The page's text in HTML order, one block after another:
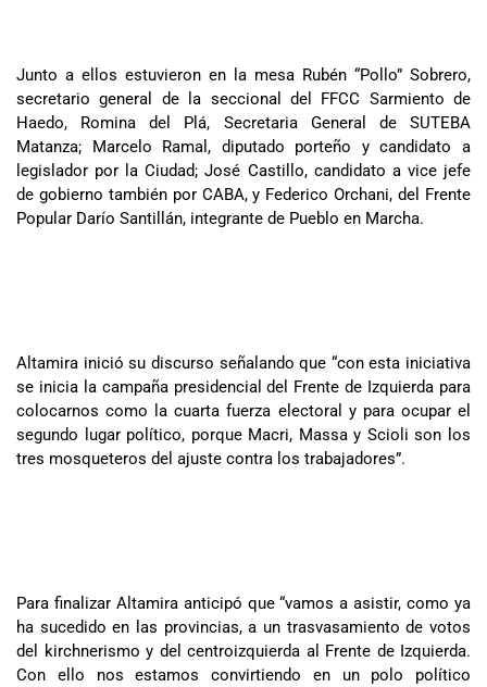
Junto a ellos estuvieron en la mesa Rubén “Pollo” Sobrero,
secretario general de la seccional del FFCC Sarmiento de
Haedo, Romina del Plá, Secretaria General de SUTEBA
Matanza; Marcelo Ramal, diputado porteño y candidato a
legislador por la Ciudad; José Castillo, candidato a vice jefe
de gobierno también por CABA, y Federico Orchani, del Frente
Popular Darío Santillán, integrante de Pueblo en Marcha.
Altamira inició su discurso señalando que “con esta iniciativa
se inicia la campaña presidencial del Frente de Izquierda para
colocarnos como la cuarta fuerza electoral y para ocupar el
segundo lugar político, porque Macri, Massa y Scioli son los
tres mosqueteros del ajuste contra los trabajadores”.
Para finalizar Altamira anticipó que “vamos a asistir, como ya
ha sucedido en las provincias, a un trasvasamiento de votos
del kirchnerismo y del centroizquierda al Frente de Izquierda.
Con ello nos estamos convirtiendo en un polo político